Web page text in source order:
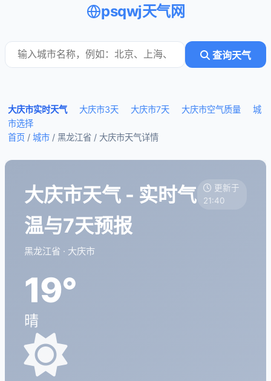
psqwj天气网
查询天气
大庆市实时天气 大庆市3天 大庆市7天 大庆市空气质量
城
市选择
首页 / 城市 / 黑龙江省 / 大庆市天气详情
大庆市天气 - 实时气
温与7天预报
黑龙江省 · 大庆市
更新于
21:40
19°
晴